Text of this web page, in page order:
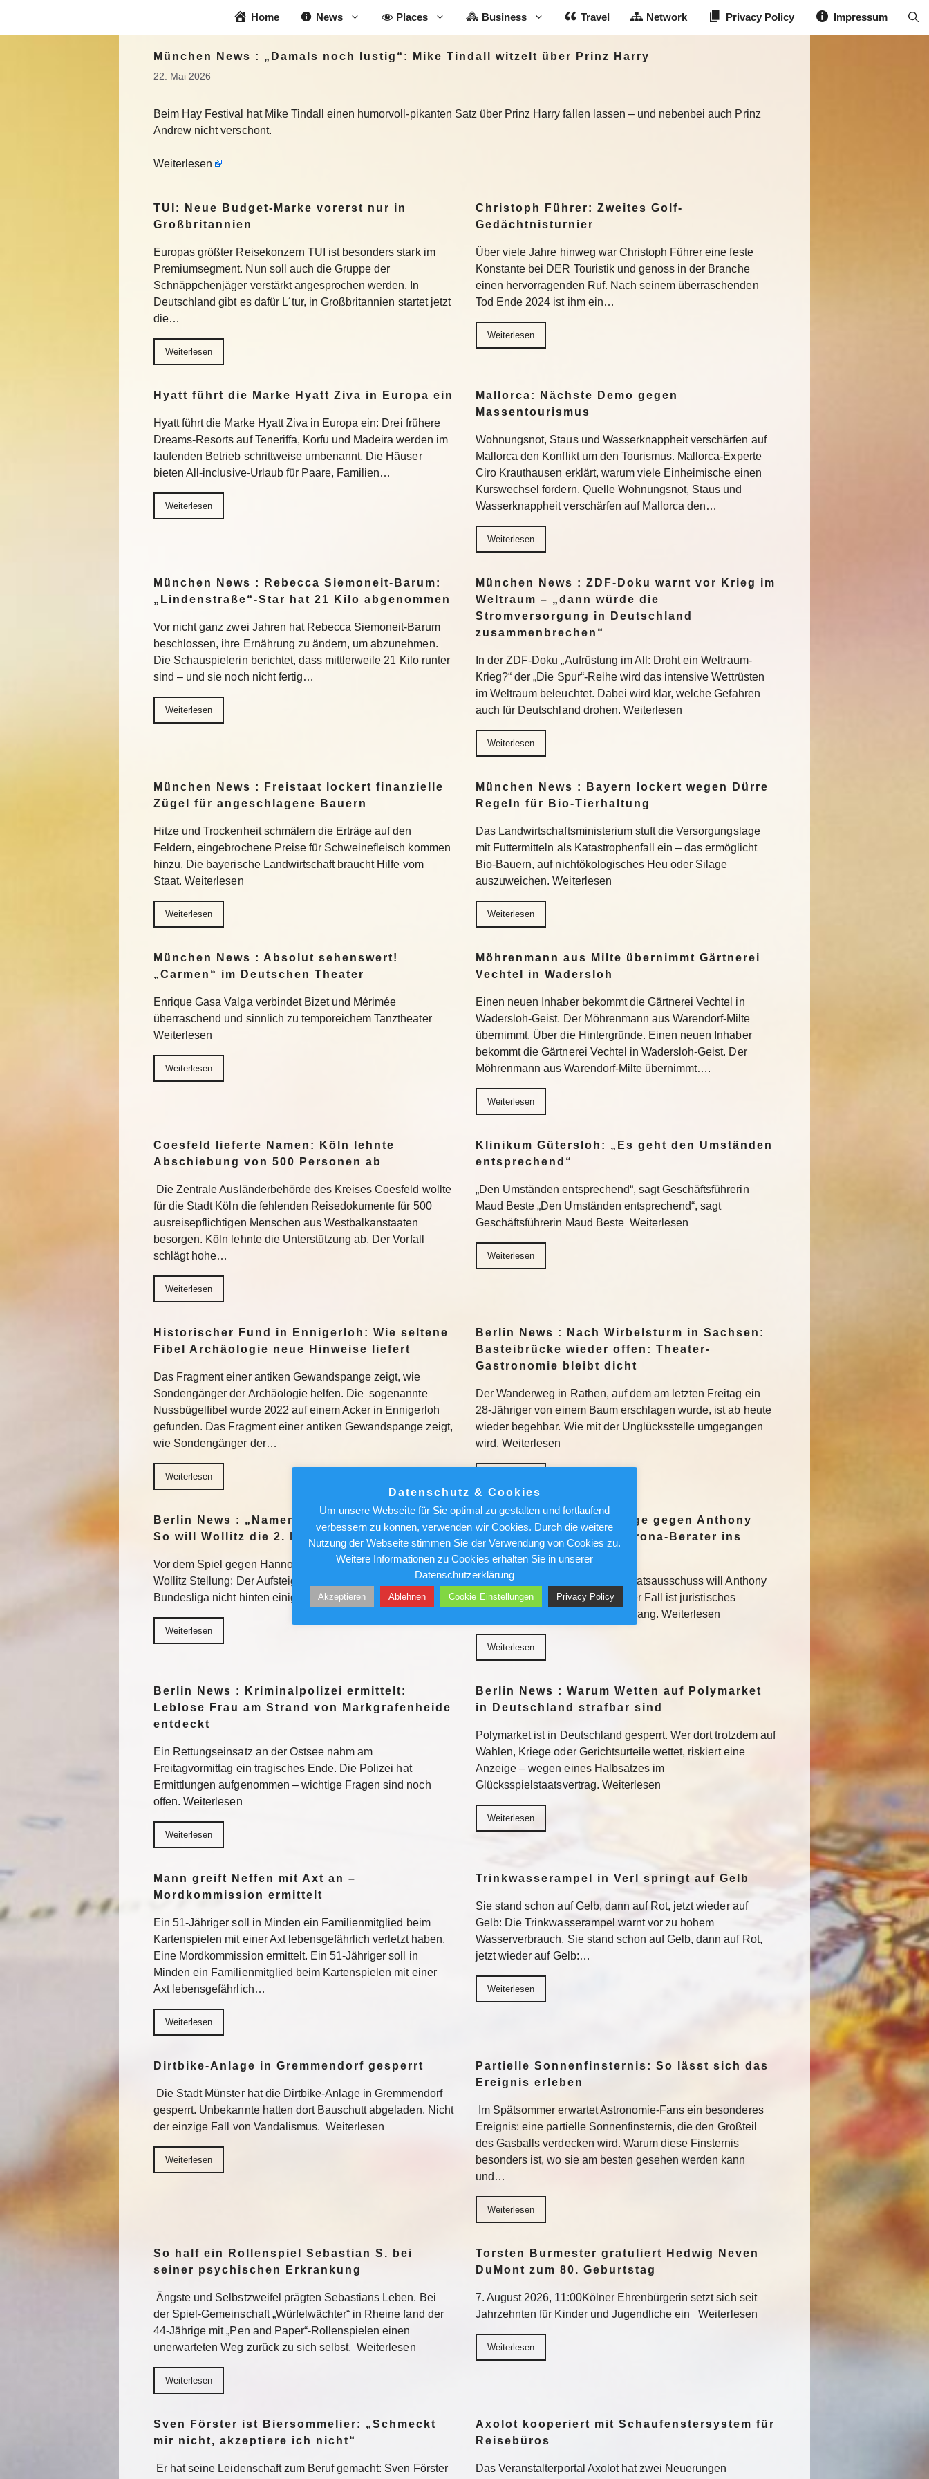
Home News Places Business Travel Network Privacy Policy Impressum
München News : „Damals noch lustig“: Mike Tindall witzelt über Prinz Harry
22. Mai 2026
Beim Hay Festival hat Mike Tindall einen humorvoll-pikanten Satz über Prinz Harry fallen lassen – und nebenbei auch Prinz
Andrew nicht verschont.
Weiterlesen
TUI: Neue Budget-Marke vorerst nur in
Großbritannien
Europas größter Reisekonzern TUI ist besonders stark im
Premiumsegment. Nun soll auch die Gruppe der
Schnäppchenjäger verstärkt angesprochen werden. In
Deutschland gibt es dafür L´tur, in Großbritannien startet jetzt
die…
Weiterlesen
Christoph Führer: Zweites Golf-
Gedächtnisturnier
Über viele Jahre hinweg war Christoph Führer eine feste
Konstante bei DER Touristik und genoss in der Branche
einen hervorragenden Ruf. Nach seinem überraschenden
Tod Ende 2024 ist ihm ein…
Weiterlesen
Hyatt führt die Marke Hyatt Ziva in Europa ein
Hyatt führt die Marke Hyatt Ziva in Europa ein: Drei frühere
Dreams-Resorts auf Teneriffa, Korfu und Madeira werden im
laufenden Betrieb schrittweise umbenannt. Die Häuser
bieten All-inclusive-Urlaub für Paare, Familien…
Weiterlesen
Mallorca: Nächste Demo gegen
Massentourismus
Wohnungsnot, Staus und Wasserknappheit verschärfen auf
Mallorca den Konflikt um den Tourismus. Mallorca-Experte
Ciro Krauthausen erklärt, warum viele Einheimische einen
Kurswechsel fordern. Quelle Wohnungsnot, Staus und
Wasserknappheit verschärfen auf Mallorca den…
Weiterlesen
München News : Rebecca Siemoneit-Barum:
„Lindenstraße“-Star hat 21 Kilo abgenommen
Vor nicht ganz zwei Jahren hat Rebecca Siemoneit-Barum
beschlossen, ihre Ernährung zu ändern, um abzunehmen.
Die Schauspielerin berichtet, dass mittlerweile 21 Kilo runter
sind – und sie noch nicht fertig…
Weiterlesen
München News : ZDF-Doku warnt vor Krieg im
Weltraum – „dann würde die
Stromversorgung in Deutschland
zusammenbrechen“
In der ZDF-Doku „Aufrüstung im All: Droht ein Weltraum-
Krieg?“ der „Die Spur“-Reihe wird das intensive Wettrüsten
im Weltraum beleuchtet. Dabei wird klar, welche Gefahren
auch für Deutschland drohen. Weiterlesen
Weiterlesen
München News : Freistaat lockert finanzielle
Zügel für angeschlagene Bauern
Hitze und Trockenheit schmälern die Erträge auf den
Feldern, eingebrochene Preise für Schweinefleisch kommen
hinzu. Die bayerische Landwirtschaft braucht Hilfe vom
Staat. Weiterlesen
Weiterlesen
München News : Bayern lockert wegen Dürre
Regeln für Bio-Tierhaltung
Das Landwirtschaftsministerium stuft die Versorgungslage
mit Futtermitteln als Katastrophenfall ein – das ermöglicht
Bio-Bauern, auf nichtökologisches Heu oder Silage
auszuweichen. Weiterlesen
Weiterlesen
München News : Absolut sehenswert!
„Carmen“ im Deutschen Theater
Enrique Gasa Valga verbindet Bizet und Mérimée
überraschend und sinnlich zu temporeichem Tanztheater
Weiterlesen
Weiterlesen
Möhrenmann aus Milte übernimmt Gärtnerei
Vechtel in Wadersloh
Einen neuen Inhaber bekommt die Gärtnerei Vechtel in
Wadersloh-Geist. Der Möhrenmann aus Warendorf-Milte
übernimmt. Über die Hintergründe. Einen neuen Inhaber
bekommt die Gärtnerei Vechtel in Wadersloh-Geist. Der
Möhrenmann aus Warendorf-Milte übernimmt….
Weiterlesen
Coesfeld lieferte Namen: Köln lehnte
Abschiebung von 500 Personen ab
Die Zentrale Ausländerbehörde des Kreises Coesfeld wollte
für die Stadt Köln die fehlenden Reisedokumente für 500
ausreisepflichtigen Menschen aus Westbalkanstaaten
besorgen. Köln lehnte die Unterstützung ab. Der Vorfall
schlägt hohe…
Weiterlesen
Klinikum Gütersloh: „Es geht den Umständen
entsprechend“
„Den Umständen entsprechend“, sagt Geschäftsführerin
Maud Beste „Den Umständen entsprechend“, sagt
Geschäftsführerin Maud Beste Weiterlesen
Weiterlesen
Historischer Fund in Ennigerloh: Wie seltene
Fibel Archäologie neue Hinweise liefert
Das Fragment einer antiken Gewandspange zeigt, wie
Sondengänger der Archäologie helfen. Die sogenannte
Nussbügelfibel wurde 2022 auf einem Acker in Ennigerloh
gefunden. Das Fragment einer antiken Gewandspange zeigt,
wie Sondengänger der…
Weiterlesen
Berlin News : Nach Wirbelsturm in Sachsen:
Basteibrücke wieder offen: Theater-
Gastronomie bleibt dicht
Der Wanderweg in Rathen, auf dem am letzten Freitag ein
28-Jähriger von einem Baum erschlagen wurde, ist ab heute
wieder begehbar. Wie mit der Unglücksstelle umgegangen
wird. Weiterlesen
Berlin News : „Namen machen, nicht holen“:
So will Wollitz die 2. Bundesliga aufmischen
Vor dem Spiel gegen Hannover 96 bezieht Claus-Dieter
Wollitz Stellung: Der Aufsteiger wird sich auch in der 2.
Bundesliga nicht hinten einigeln. Weiterlesen
Weiterlesen
Berlin News : Strafanzeige gegen Anthony
Fauci: Kommt der Ex-Corona-Berater ins
Gefängnis?
Ein republikanisch geführter Senatsausschuss will Anthony
Fauci strafrechtlich belangen. Der Fall ist juristisches
Neuland – mit ungewissem Ausgang. Weiterlesen
Weiterlesen
Berlin News : Kriminalpolizei ermittelt:
Leblose Frau am Strand von Markgrafenheide
entdeckt
Ein Rettungseinsatz an der Ostsee nahm am
Freitagvormittag ein tragisches Ende. Die Polizei hat
Ermittlungen aufgenommen – wichtige Fragen sind noch
offen. Weiterlesen
Weiterlesen
Berlin News : Warum Wetten auf Polymarket
in Deutschland strafbar sind
Polymarket ist in Deutschland gesperrt. Wer dort trotzdem auf
Wahlen, Kriege oder Gerichtsurteile wettet, riskiert eine
Anzeige – wegen eines Halbsatzes im
Glücksspielstaatsvertrag. Weiterlesen
Weiterlesen
Mann greift Neffen mit Axt an –
Mordkommission ermittelt
Ein 51-Jähriger soll in Minden ein Familienmitglied beim
Kartenspielen mit einer Axt lebensgefährlich verletzt haben.
Eine Mordkommission ermittelt. Ein 51-Jähriger soll in
Minden ein Familienmitglied beim Kartenspielen mit einer
Axt lebensgefährlich…
Weiterlesen
Trinkwasserampel in Verl springt auf Gelb
Sie stand schon auf Gelb, dann auf Rot, jetzt wieder auf
Gelb: Die Trinkwasserampel warnt vor zu hohem
Wasserverbrauch. Sie stand schon auf Gelb, dann auf Rot,
jetzt wieder auf Gelb:…
Weiterlesen
Dirtbike-Anlage in Gremmendorf gesperrt
Die Stadt Münster hat die Dirtbike-Anlage in Gremmendorf
gesperrt. Unbekannte hatten dort Bauschutt abgeladen. Nicht
der einzige Fall von Vandalismus. Weiterlesen
Weiterlesen
Partielle Sonnenfinsternis: So lässt sich das
Ereignis erleben
Im Spätsommer erwartet Astronomie-Fans ein besonderes
Ereignis: eine partielle Sonnenfinsternis, die den Großteil
des Gasballs verdecken wird. Warum diese Finsternis
besonders ist, wo sie am besten gesehen werden kann
und…
Weiterlesen
So half ein Rollenspiel Sebastian S. bei
seiner psychischen Erkrankung
Ängste und Selbstzweifel prägten Sebastians Leben. Bei
der Spiel-Gemeinschaft „Würfelwächter“ in Rheine fand der
44-Jährige mit „Pen and Paper“-Rollenspielen einen
unerwarteten Weg zurück zu sich selbst. Weiterlesen
Weiterlesen
Torsten Burmester gratuliert Hedwig Neven
DuMont zum 80. Geburtstag
7. August 2026, 11:00Kölner Ehrenbürgerin setzt sich seit
Jahrzehnten für Kinder und Jugendliche ein Weiterlesen
Weiterlesen
Sven Förster ist Biersommelier: „Schmeckt
mir nicht, akzeptiere ich nicht“
Er hat seine Leidenschaft zum Beruf gemacht: Sven Förster
Axolot kooperiert mit Schaufenstersystem für
Reisebüros
Das Veranstalterportal Axolot hat zwei Neuerungen
Datenschutz & Cookies
Um unsere Webseite für Sie optimal zu gestalten und fortlaufend
verbessern zu können, verwenden wir Cookies. Durch die weitere
Nutzung der Webseite stimmen Sie der Verwendung von Cookies zu.
Weitere Informationen zu Cookies erhalten Sie in unserer
Datenschutzerklärung
Akzeptieren Ablehnen Cookie Einstellungen Privacy Policy